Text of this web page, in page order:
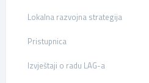
Lokalna razvojna strategija
Pristupnica
Izvještaji o radu LAG-a